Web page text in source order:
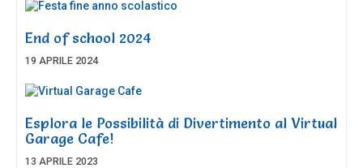
End of school 2024
19 APRILE 2024
Esplora le Possibilità di Divertimento al Virtual
Garage Cafe!
13 APRILE 2023